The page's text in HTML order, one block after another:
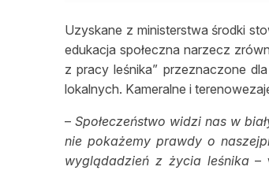
Uzyskane z ministerstwa środki
edukacja społeczna narzecz
z pracy leśnika” przeznaczone
lokalnych. Kameralne i
–Społeczeństwo widzi nas w
nie pokażemy prawdy o
wyglądadzień z życia leśnika–